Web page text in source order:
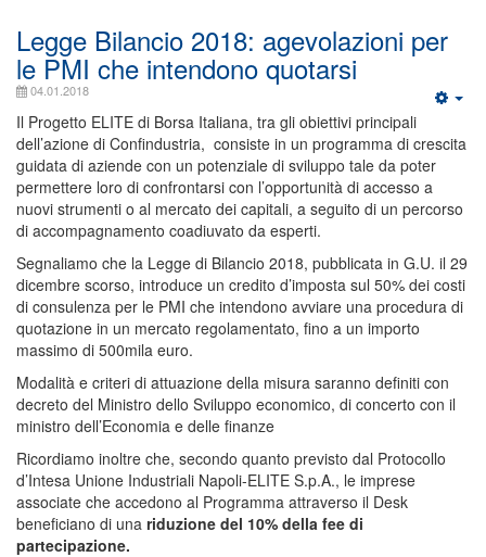
Legge Bilancio 2018: agevolazioni per
le PMI che intendono quotarsi
04.01.2018
Il Progetto ELITE di Borsa Italiana, tra gli obiettivi principali
dell’azione di Confindustria, consiste in un programma di crescita
guidata di aziende con un potenziale di sviluppo tale da poter
permettere loro di confrontarsi con l’opportunità di accesso a
nuovi strumenti o al mercato dei capitali, a seguito di un percorso
di accompagnamento coadiuvato da esperti.
Segnaliamo che la Legge di Bilancio 2018, pubblicata in G.U. il 29
dicembre scorso, introduce un credito d’imposta sul 50% dei costi
di consulenza per le PMI che intendono avviare una procedura di
quotazione in un mercato regolamentato, fino a un importo
massimo di 500mila euro.
Modalità e criteri di attuazione della misura saranno definiti con
decreto del Ministro dello Sviluppo economico, di concerto con il
ministro dell’Economia e delle finanze
Ricordiamo inoltre che, secondo quanto previsto dal Protocollo
d’Intesa Unione Industriali Napoli-ELITE S.p.A., le imprese
associate che accedono al Programma attraverso il Desk
beneficiano di una riduzione del 10% della fee di
partecipazione.